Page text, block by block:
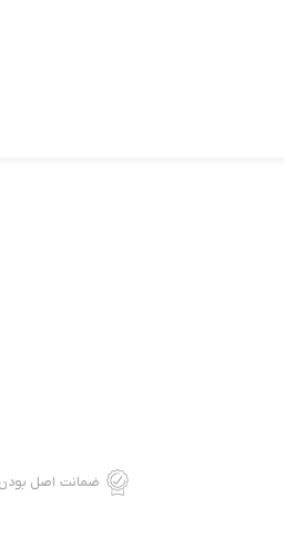
ضمانت اصل بودن